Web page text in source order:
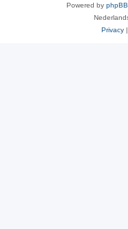
Powered by phpBB
Privacy |